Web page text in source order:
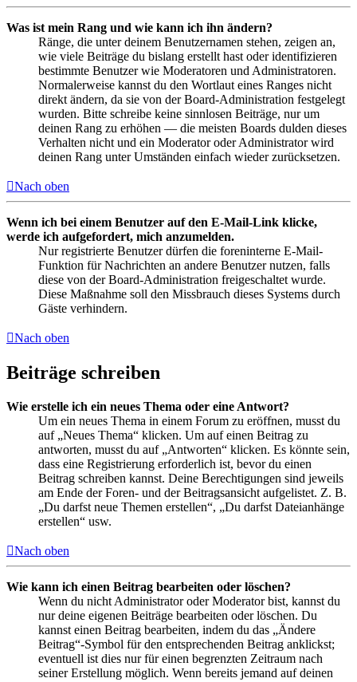
Was ist mein Rang und wie kann ich ihn ändern?
Ränge, die unter deinem Benutzernamen stehen, zeigen an,
wie viele Beiträge du bislang erstellt hast oder identifizieren
bestimmte Benutzer wie Moderatoren und Administratoren.
Normalerweise kannst du den Wortlaut eines Ranges nicht
direkt ändern, da sie von der Board-Administration festgelegt
wurden. Bitte schreibe keine sinnlosen Beiträge, nur um
deinen Rang zu erhöhen — die meisten Boards dulden dieses
Verhalten nicht und ein Moderator oder Administrator wird
deinen Rang unter Umständen einfach wieder zurücksetzen.
Nach oben
Wenn ich bei einem Benutzer auf den E-Mail-Link klicke,
werde ich aufgefordert, mich anzumelden.
Nur registrierte Benutzer dürfen die foreninterne E-Mail-
Funktion für Nachrichten an andere Benutzer nutzen, falls
diese von der Board-Administration freigeschaltet wurde.
Diese Maßnahme soll den Missbrauch dieses Systems durch
Gäste verhindern.
Nach oben
Beiträge schreiben
Wie erstelle ich ein neues Thema oder eine Antwort?
Um ein neues Thema in einem Forum zu eröffnen, musst du
auf „Neues Thema“ klicken. Um auf einen Beitrag zu
antworten, musst du auf „Antworten“ klicken. Es könnte sein,
dass eine Registrierung erforderlich ist, bevor du einen
Beitrag schreiben kannst. Deine Berechtigungen sind jeweils
am Ende der Foren- und der Beitragsansicht aufgelistet. Z. B.
„Du darfst neue Themen erstellen“, „Du darfst Dateianhänge
erstellen“ usw.
Nach oben
Wie kann ich einen Beitrag bearbeiten oder löschen?
Wenn du nicht Administrator oder Moderator bist, kannst du
nur deine eigenen Beiträge bearbeiten oder löschen. Du
kannst einen Beitrag bearbeiten, indem du das „Ändere
Beitrag“-Symbol für den entsprechenden Beitrag anklickst;
eventuell ist dies nur für einen begrenzten Zeitraum nach
seiner Erstellung möglich. Wenn bereits jemand auf deinen